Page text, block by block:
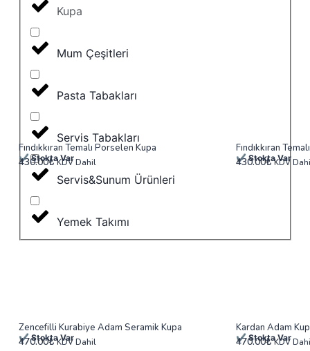
Kupa
Mum Çeşitleri
Pasta Tabakları
Servis Tabakları
Servis&Sunum Ürünleri
Yemek Takımı
Fındıkkıran Temalı Porselen Kupa
✔ Stokta Var
430.00₺ KDV Dahil
Fındıkkıran
✔ Stokta Var
430.00₺ KDV
Zencefilli Kurabiye Adam Seramik Kupa
✔ Stokta Var
470.00₺ KDV Dahil
Kardan Adam
✔ Stokta Var
470.00₺ KDV